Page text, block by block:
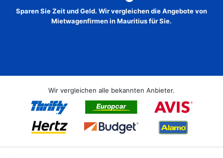
Sparen Sie Zeit und Geld. Wir vergleichen die Angebote von
Mietwagenfirmen in Mauritius für Sie.
Wir vergleichen alle bekannten Anbieter.